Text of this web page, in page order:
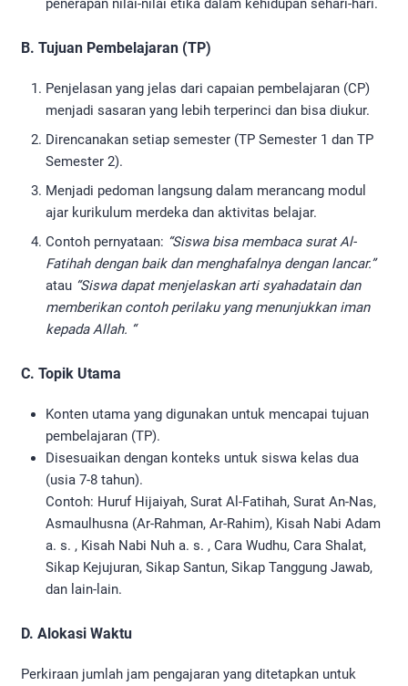
B. Tujuan Pembelajaran (TP)
Penjelasan yang jelas dari capaian pembelajaran (CP)
menjadi sasaran yang lebih terperinci dan bisa diukur.
Direncanakan setiap semester (TP Semester 1 dan TP
Semester 2).
Menjadi pedoman langsung dalam merancang modul
ajar kurikulum merdeka dan aktivitas belajar.
Contoh pernyataan: “Siswa bisa membaca surat Al-
Fatihah dengan baik dan menghafalnya dengan lancar.”
atau “Siswa dapat menjelaskan arti syahadatain dan
memberikan contoh perilaku yang menunjukkan iman
kepada Allah. “
C. Topik Utama
Konten utama yang digunakan untuk mencapai tujuan
pembelajaran (TP).
Disesuaikan dengan konteks untuk siswa kelas dua
(usia 7-8 tahun).
Contoh: Huruf Hijaiyah, Surat Al-Fatihah, Surat An-Nas,
Asmaulhusna (Ar-Rahman, Ar-Rahim), Kisah Nabi Adam
a. s. , Kisah Nabi Nuh a. s. , Cara Wudhu, Cara Shalat,
Sikap Kejujuran, Sikap Santun, Sikap Tanggung Jawab,
dan lain-lain.
D. Alokasi Waktu
Perkiraan jumlah jam pengajaran yang ditetapkan untuk